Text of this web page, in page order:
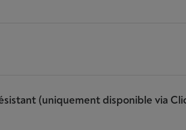
(uniquement disponible via